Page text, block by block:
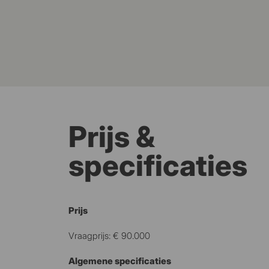
Prijs &
specificaties
Prijs
Vraagprijs: € 90.000
Algemene specificaties